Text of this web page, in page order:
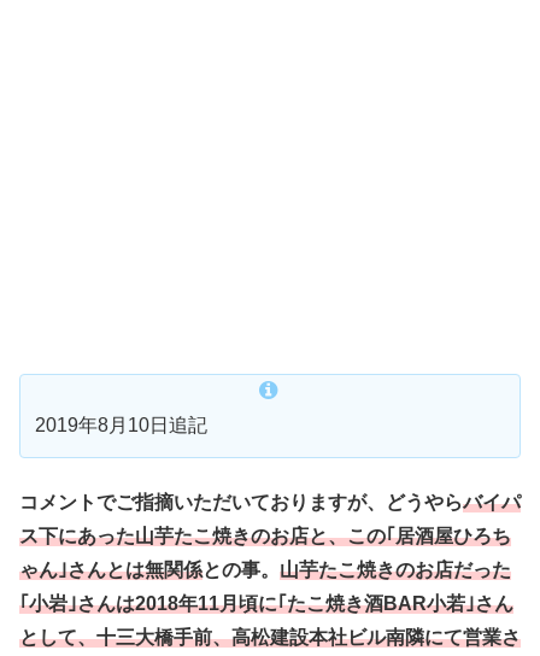
2019年8月10日追記
コメントでご指摘いただいておりますが、どうやらバイパ
ス下にあった山芋たこ焼きのお店と、この｢居酒屋ひろち
ゃん｣さんとは無関係との事。 山芋たこ焼きのお店だった
｢小岩｣さんは2018年11月頃に｢たこ焼き酒BAR小若｣さん
として、十三大橋手前、高松建設本社ビル南隣にて営業さ